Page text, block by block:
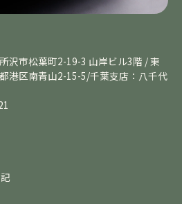
沢市松葉町2-19-3 山岸ビル3階 / 東
港区南青山2-15-5/千葉支店：八千代